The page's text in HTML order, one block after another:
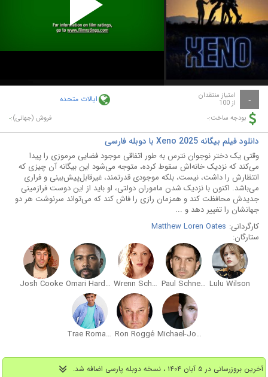
Play
Video
- امتیاز منتقدان
از 100 ایالات متحده
بودجه ساخت:- فروش (جهانی):-
دانلود فیلم بیگانه Xeno 2025 با دوبله فارسی
وقتی یک دختر نوجوان نترس به طور اتفاقی موجود فضایی مرموزی را پیدا
می‌کند که نزدیک خانه‌اش سقوط کرده، متوجه می‌شود این بیگانه آن چیزی که
انتظارش را داشت، نیست، بلکه موجودی قدرتمند، غیرقابل‌پیش‌بینی و فراری
می‌باشد. اکنون با نزدیک شدن ماموران دولتی، او باید از این دوست فرازمینی
جدیدش محافظت کند و همزمان رازی را فاش کند که می‌تواند سرنوشت هر دو
جهانشان را تغییر دهد و ...
کارگردانی: Matthew Loren Oates
ستارگان:
Lulu Wilson
Paul Schneider
Wrenn Schmidt
Omari Hardwick
Josh Cooke
Michael-John Wolfe
Ron Roggé
Trae Romano
آخرین بروزرسانی در ۵ آبان ۱۴۰۴ ، نسخه دوبله پارسی اضافه شد.